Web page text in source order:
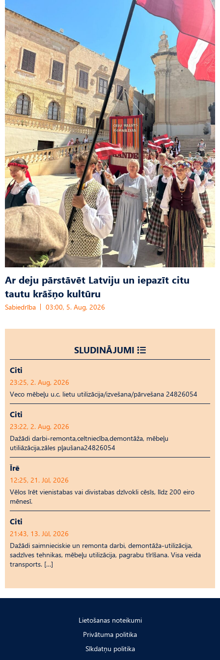
Ar deju pārstāvēt Latviju un iepazīt citu
tautu krāšņo kultūru
Sabiedrība 03:00, 5. Aug, 2026
SLUDINĀJUMI
Citi
23:25, 2. Aug, 2026
Veco mēbeļu u.c. lietu utilizācija/izvešana/pārvešana 24826054
Citi
23:22, 2. Aug, 2026
Dažādi darbi-remonta,celtniecība,demontāža, mēbeļu
utiliāzācija,zāles pļaušana24826054
Īrē
12:25, 21. Jūl, 2026
Vēlos īrēt vienistabas vai divistabas dzīvokli cēsīs, līdz 200 eiro
mēnesī.
Citi
21:43, 13. Jūl, 2026
Dažādi saimnieciskie un remonta darbi, demontāža-utilizācija,
sadzīves tehnikas, mēbeļu utilizācija, pagrabu tīrīšana. Visa veida
transports. […]
Lietošanas noteikumi
Privātuma politika
Sīkdatņu politika